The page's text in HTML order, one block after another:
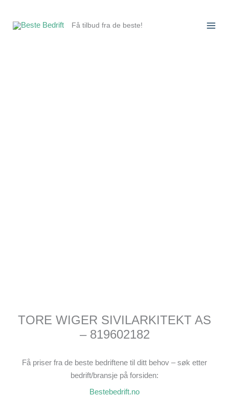
Få tilbud fra de beste!
TORE WIGER SIVILARKITEKT AS
– 819602182
Få priser fra de beste bedriftene til ditt behov – søk etter
bedrift/bransje på forsiden:
Bestebedrift.no